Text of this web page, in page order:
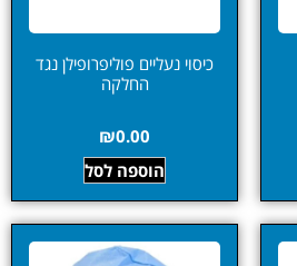
כיסוי נעליים פוליפרופילן נגד
החלקה
₪0.00
הוספה לסל